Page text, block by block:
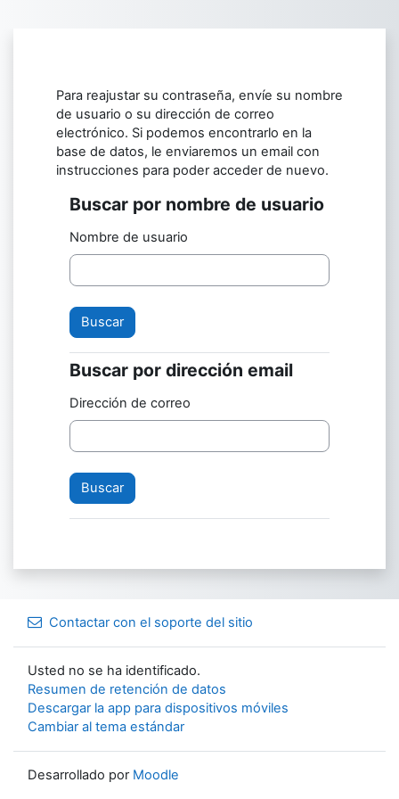
Para reajustar su contraseña, envíe su nombre
de usuario o su dirección de correo
electrónico. Si podemos encontrarlo en la
base de datos, le enviaremos un email con
instrucciones para poder acceder de nuevo.
Buscar por nombre de usuario
Buscar por nombre de usuario
Nombre de usuario
Buscar por dirección email
Buscar por dirección email
Dirección de correo
Contactar con el soporte del sitio
Usted no se ha identificado.
Resumen de retención de datos
Descargar la app para dispositivos móviles
Cambiar al tema estándar
Desarrollado por Moodle